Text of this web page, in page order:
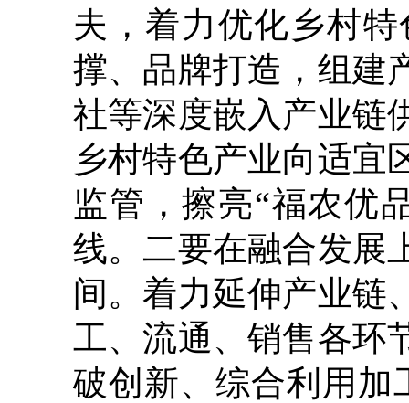
夫，着力优化乡村
撑、品牌打造，组建
社等深度嵌入产业链
乡村特色产业向适宜
监管，擦亮“福农优
线。二要在融合发展
间。着力延伸产业链
工、流通、销售各环
破创新、综合利用加